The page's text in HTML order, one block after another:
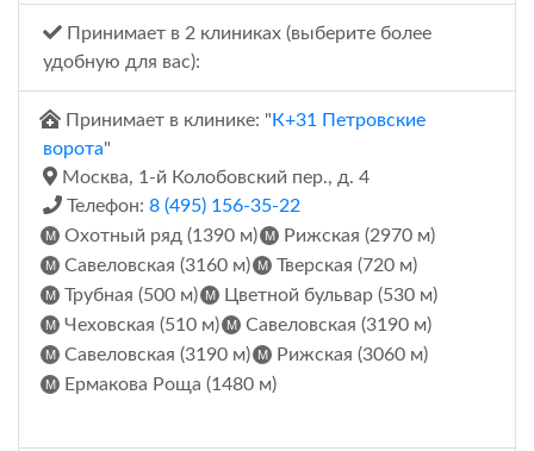
Принимает в 2 клиниках (выберите более
удобную для вас):
Принимает в клинике: " К+31 Петровские
ворота"
Москва, 1-й Колобовский пер., д. 4
Телефон: 8 (495) 156-35-22
Охотный ряд (1390 м)
Рижская (2970 м)
Савеловская (3160 м)
Тверская (720 м)
Трубная (500 м)
Цветной бульвар (530 м)
Чеховская (510 м)
Савеловская (3190 м)
Савеловская (3190 м)
Рижская (3060 м)
Ермакова Роща (1480 м)